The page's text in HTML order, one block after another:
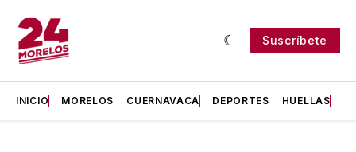
Suscríbete
INICIO MORELOS CUERNAVACA DEPORTES HUELLAS